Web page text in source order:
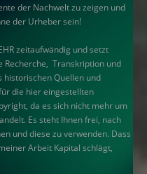
der Nachwelt zu zeigen und
der Urheber sein!
zeitaufwändig und setzt
Recherche, Transkription und
historischen Quellen und
die hier eingestellten
da es sich nicht mehr um
Es steht Ihnen frei, nach
und diese zu verwenden. Dass
Arbeit Kapital schlägt,